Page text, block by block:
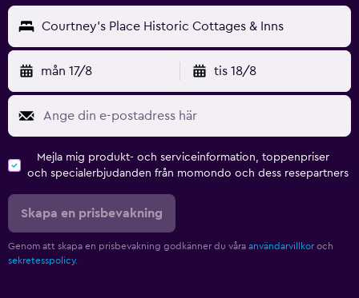
Courtney's Place Historic Cottages & Inns
mån 17/8 tis 18/8
Mejla mig produkt- och serviceinformation, toppenpriser
och specialerbjudanden från momondo och dess resepartners
Skapa en prisbevakning
Genom att skapa en prisbevakning godkänner du våra användarvillkor och
sekretesspolicy.